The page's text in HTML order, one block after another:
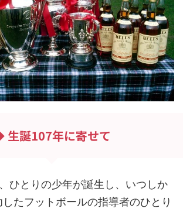
生誕107年に寄せて
ひとりの少年が誕生し、いつしか
たフットボールの指導者のひとり